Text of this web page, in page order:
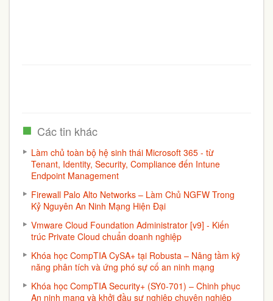
Các tin khác
Làm chủ toàn bộ hệ sinh thái Microsoft 365 - từ
Tenant, Identity, Security, Compliance đến Intune
Endpoint Management
Firewall Palo Alto Networks – Làm Chủ NGFW Trong
Kỷ Nguyên An Ninh Mạng Hiện Đại
Vmware Cloud Foundation Administrator [v9] - Kiến
trúc Private Cloud chuẩn doanh nghiệp
Khóa học CompTIA CySA+ tại Robusta – Nâng tầm kỹ
năng phân tích và ứng phó sự cố an ninh mạng
Khóa học CompTIA Security+ (SY0-701) – Chinh phục
An ninh mạng và khởi đầu sự nghiệp chuyên nghiệp